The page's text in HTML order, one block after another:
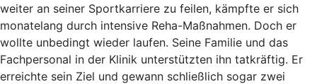
weiter an seiner Sportkarriere zu feilen, kämpfte er sich
monatelang durch intensive Reha-Maßnahmen. Doch er
wollte unbedingt wieder laufen. Seine Familie und das
Fachpersonal in der Klinik unterstützten ihn tatkräftig. Er
erreichte sein Ziel und gewann schließlich sogar zwei